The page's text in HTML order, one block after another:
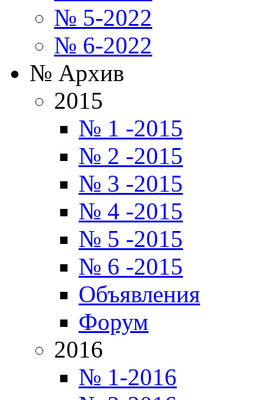
№ 5-2022
№ 6-2022
№ Архив
2015
№ 1 -2015
№ 2 -2015
№ 3 -2015
№ 4 -2015
№ 5 -2015
№ 6 -2015
Объявления
Форум
2016
№ 1-2016